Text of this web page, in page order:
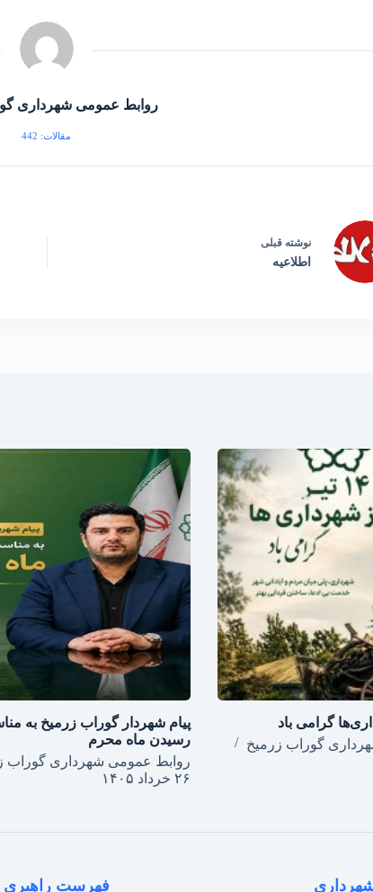
روابط عمومی شهرداری
مقالات: 442
نوشته قبلی
اطلاعیه
گوراب زرمیخ
پیام شهردار گوراب زرمیخ به
رسیدن ماه محرم
روابط عمومی شهرداری گوراب
۲۶ خرداد ۱۴۰۵
فهرست راهبری